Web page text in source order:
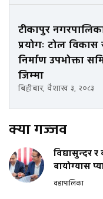
टीकापुर
प्रयोगः टोल
निर्माण उपभोक्ता
जिम्मा
बिहीबार, वैशाख ३, २०८३
क्या गज्जव
विद्यासुन्दर
बायोग्यास
वडापालिका